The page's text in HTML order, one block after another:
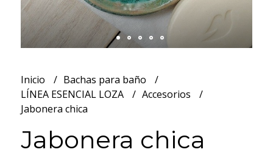
Inicio
Bachas para baño
LÍNEA ESENCIAL LOZA
Accesorios
Jabonera chica
Jabonera chica